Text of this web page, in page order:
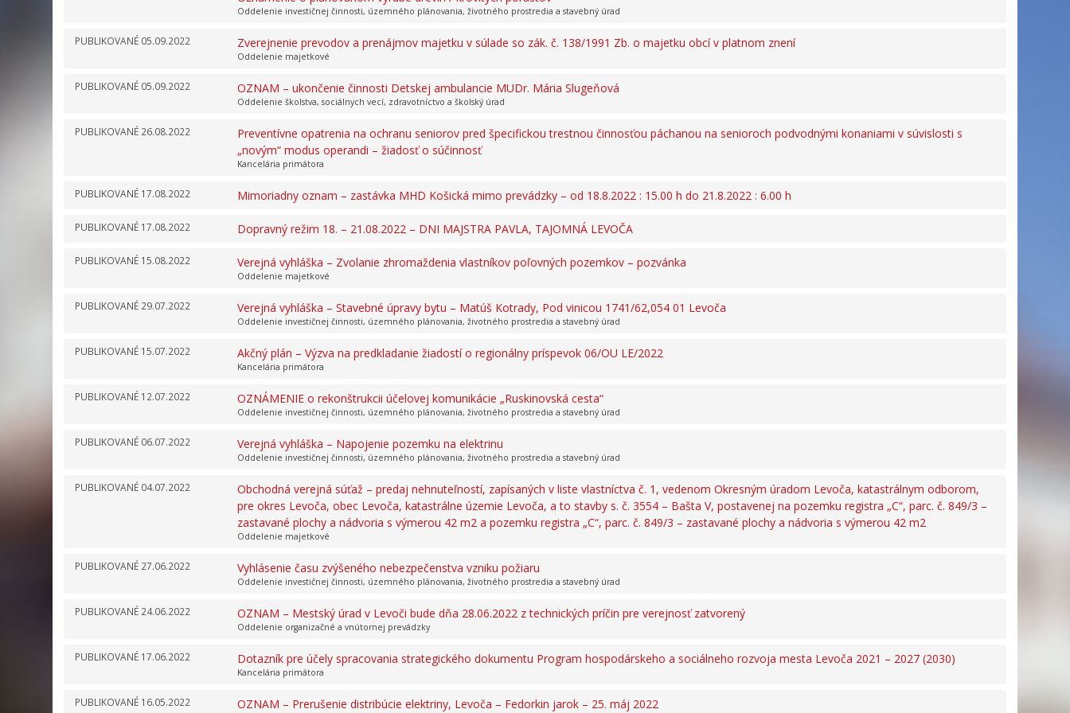
Oddelenie investičnej činnosti, územného plánovania, životného prostredia a stavebný úrad
PUBLIKOVANÉ 05.09.2022 Zverejnenie prevodov a prenájmov majetku v súlade so zák. č. 138/1991 Zb. o majetku obcí v platnom znení
Oddelenie majetkové
PUBLIKOVANÉ 05.09.2022 OZNAM – ukončenie činnosti Detskej ambulancie MUDr. Mária Slugeňová
Oddelenie školstva, sociálnych vecí, zdravotníctvo a školský úrad
PUBLIKOVANÉ 26.08.2022
Preventívne opatrenia na ochranu seniorov pred špecifickou trestnou činnosťou páchanou na senioroch podvodnými konaniami v súvislosti s
„novým“ modus operandi – žiadosť o súčinnosť
Kancelária primátora
PUBLIKOVANÉ 17.08.2022 Mimoriadny oznam – zastávka MHD Košická mimo prevádzky – od 18.8.2022 : 15.00 h do 21.8.2022 : 6.00 h
PUBLIKOVANÉ 17.08.2022 Dopravný režim 18. – 21.08.2022 – DNI MAJSTRA PAVLA, TAJOMNÁ LEVOČA
PUBLIKOVANÉ 15.08.2022 Verejná vyhláška – Zvolanie zhromaždenia vlastníkov poľovných pozemkov – pozvánka
Oddelenie majetkové
PUBLIKOVANÉ 29.07.2022 Verejná vyhláška – Stavebné úpravy bytu – Matúš Kotrady, Pod vinicou 1741/62,054 01 Levoča
Oddelenie investičnej činnosti, územného plánovania, životného prostredia a stavebný úrad
PUBLIKOVANÉ 15.07.2022 Akčný plán – Výzva na predkladanie žiadostí o regionálny príspevok 06/OU LE/2022
Kancelária primátora
PUBLIKOVANÉ 12.07.2022 OZNÁMENIE o rekonštrukcii účelovej komunikácie „Ruskinovská cesta“
Oddelenie investičnej činnosti, územného plánovania, životného prostredia a stavebný úrad
PUBLIKOVANÉ 06.07.2022 Verejná vyhláška – Napojenie pozemku na elektrinu
Oddelenie investičnej činnosti, územného plánovania, životného prostredia a stavebný úrad
PUBLIKOVANÉ 04.07.2022
Obchodná verejná súťaž – predaj nehnuteľností, zapísaných v liste vlastníctva č. 1, vedenom Okresným úradom Levoča, katastrálnym odborom,
pre okres Levoča, obec Levoča, katastrálne územie Levoča, a to stavby s. č. 3554 – Bašta V, postavenej na pozemku registra „C“, parc. č. 849/3 –
zastavané plochy a nádvoria s výmerou 42 m2 a pozemku registra „C“, parc. č. 849/3 – zastavané plochy a nádvoria s výmerou 42 m2
Oddelenie majetkové
PUBLIKOVANÉ 27.06.2022 Vyhlásenie času zvýšeného nebezpečenstva vzniku požiaru
Oddelenie investičnej činnosti, územného plánovania, životného prostredia a stavebný úrad
PUBLIKOVANÉ 24.06.2022 OZNAM – Mestský úrad v Levoči bude dňa 28.06.2022 z technických príčin pre verejnosť zatvorený
Oddelenie organizačné a vnútornej prevádzky
PUBLIKOVANÉ 17.06.2022 Dotazník pre účely spracovania strategického dokumentu Program hospodárskeho a sociálneho rozvoja mesta Levoča 2021 – 2027 (2030)
Kancelária primátora
PUBLIKOVANÉ 16.05.2022 OZNAM – Prerušenie distribúcie elektriny, Levoča – Fedorkin jarok – 25. máj 2022